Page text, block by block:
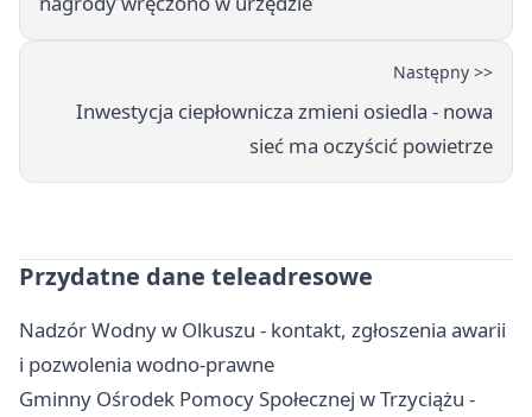
Następny >>
Inwestycja ciepłownicza zmieni osiedla - nowa
sieć ma oczyścić powietrze
Przydatne dane teleadresowe
Nadzór Wodny w Olkuszu - kontakt, zgłoszenia awarii
i pozwolenia wodno-prawne
Gminny Ośrodek Pomocy Społecznej w Trzyciążu -